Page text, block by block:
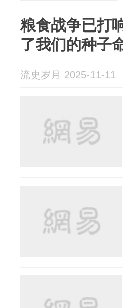
粮食战争已打
了我们的种子
流史岁月 2025-11-11